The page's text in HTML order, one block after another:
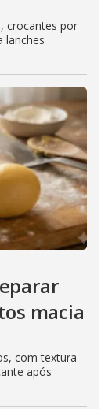
crocantes por
lanches
macia
com textura
após